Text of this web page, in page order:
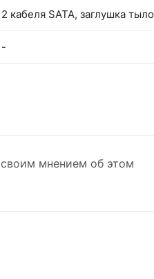
2 кабеля SATA, заглушка
-
мнением об этом